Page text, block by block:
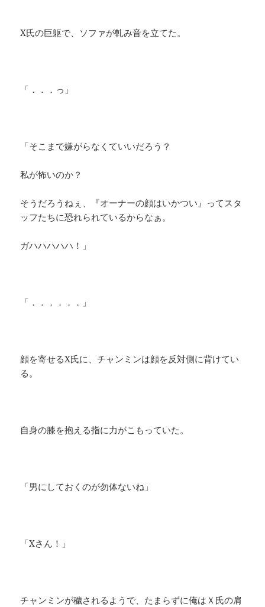
X氏の巨躯で、ソファが軋み音を立てた。
「．．．っ」
「そこまで嫌がらなくていいだろう？
私が怖いのか？
そうだろうねぇ、『オーナーの顔はいかつい』ってスタ
ッフたちに恐れられているからなぁ。
ガハハハハハ！」
「．．．．．．」
顔を寄せるX氏に、チャンミンは顔を反対側に背けてい
る。
自身の膝を抱える指に力がこもっていた。
「男にしておくのが勿体ないね」
「Xさん！」
チャンミンが穢されるようで、たまらずに俺はＸ氏の肩